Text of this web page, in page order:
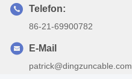
Telefon:
86-21-69900782
E-Mail
patrick@dingzuncable.com